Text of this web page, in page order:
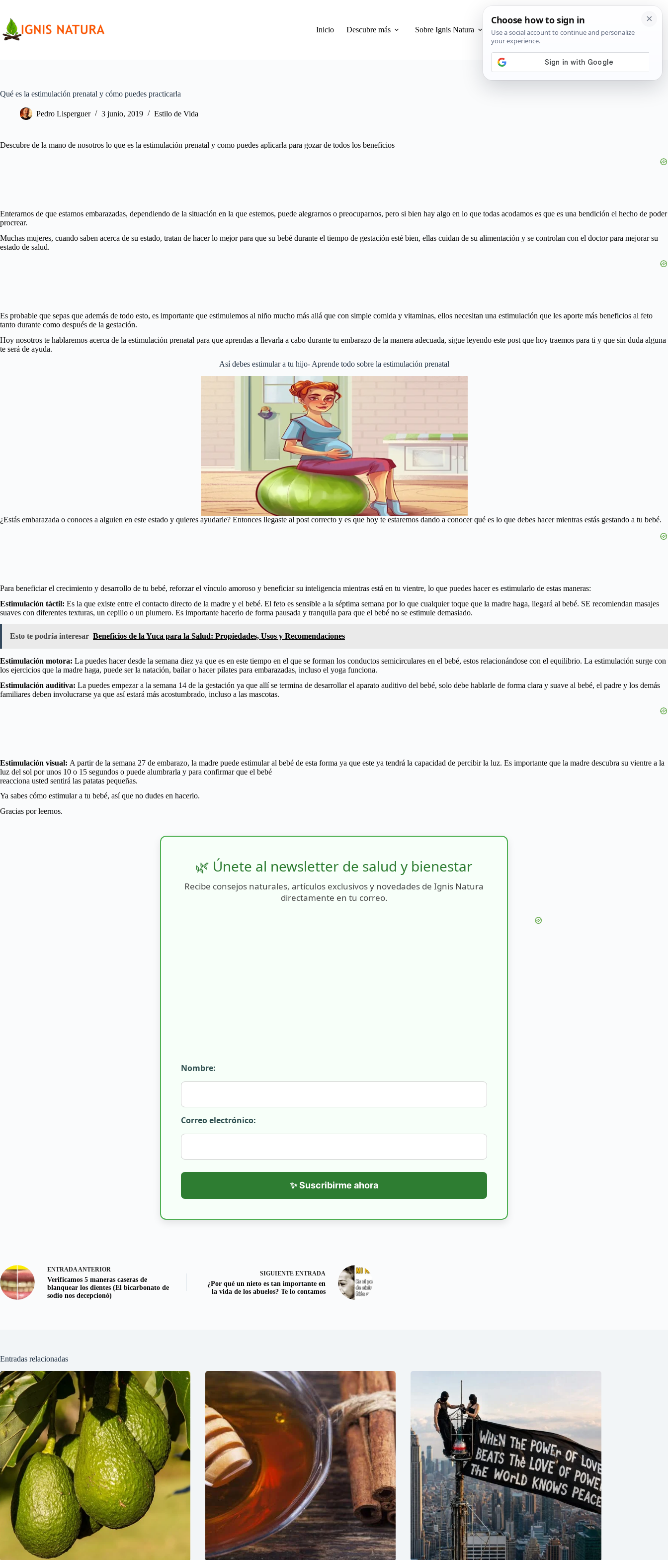
contenido
Inicio
Descubre más Sobre Ignis Natura Privacidad y Cookies
Qué es la estimulación prenatal y cómo puedes practicarla
Pedro Lisperguer 3 junio, 2019 Estilo de Vida
Descubre de la mano de nosotros lo que es la estimulación prenatal y como puedes aplicarla para gozar de todos los beneficios
Enterarnos de que estamos embarazadas, dependiendo de la situación en la que estemos, puede alegrarnos o preocuparnos, pero si bien hay algo en lo que todas acodamos es que es una bendición el hecho de poder
procrear.
Muchas mujeres, cuando saben acerca de su estado, tratan de hacer lo mejor para que su bebé durante el tiempo de gestación esté bien, ellas cuidan de su alimentación y se controlan con el doctor para mejorar su
estado de salud.
Es probable que sepas que además de todo esto, es importante que estimulemos al niño mucho más allá que con simple comida y vitaminas, ellos necesitan una estimulación que les aporte más beneficios al feto
tanto durante como después de la gestación.
Hoy nosotros te hablaremos acerca de la estimulación prenatal para que aprendas a llevarla a cabo durante tu embarazo de la manera adecuada, sigue leyendo este post que hoy traemos para ti y que sin duda alguna
te será de ayuda.
Así debes estimular a tu hijo- Aprende todo sobre la estimulación prenatal
¿Estás embarazada o conoces a alguien en este estado y quieres ayudarle? Entonces llegaste al post correcto y es que hoy te estaremos dando a conocer qué es lo que debes hacer mientras estás gestando a tu bebé.
Para beneficiar el crecimiento y desarrollo de tu bebé, reforzar el vínculo amoroso y beneficiar su inteligencia mientras está en tu vientre, lo que puedes hacer es estimularlo de estas maneras:
Estimulación táctil: Es la que existe entre el contacto directo de la madre y el bebé. El feto es sensible a la séptima semana por lo que cualquier toque que la madre haga, llegará al bebé. SE recomiendan masajes
suaves con diferentes texturas, un cepillo o un plumero. Es importante hacerlo de forma pausada y tranquila para que el bebé no se estimule demasiado.
Esto te podría interesar Beneficios de la Yuca para la Salud: Propiedades, Usos y Recomendaciones
Estimulación motora: La puedes hacer desde la semana diez ya que es en este tiempo en el que se forman los conductos semicirculares en el bebé, estos relacionándose con el equilibrio. La estimulación surge con
los ejercicios que la madre haga, puede ser la natación, bailar o hacer pilates para embarazadas, incluso el yoga funciona.
Estimulación auditiva: La puedes empezar a la semana 14 de la gestación ya que allí se termina de desarrollar el aparato auditivo del bebé, solo debe hablarle de forma clara y suave al bebé, el padre y los demás
familiares deben involucrarse ya que así estará más acostumbrado, incluso a las mascotas.
Estimulación visual: A partir de la semana 27 de embarazo, la madre puede estimular al bebé de esta forma ya que este ya tendrá la capacidad de percibir la luz. Es importante que la madre descubra su vientre a la
luz del sol por unos 10 o 15 segundos o puede alumbrarla y para confirmar que el bebé
reacciona usted sentirá las patatas pequeñas.
Ya sabes cómo estimular a tu bebé, así que no dudes en hacerlo.
Gracias por leernos.
🌿 Únete al newsletter de salud y bienestar
Recibe consejos naturales, artículos exclusivos y novedades de Ignis Natura
directamente en tu correo.
Nombre:
Correo electrónico:
✨ Suscribirme ahora
ENTRADAANTERIOR
Verificamos 5 maneras caseras de
blanquear los dientes (El bicarbonato de
sodio nos decepcionó)
SIGUIENTE ENTRADA
¿Por qué un nieto es tan importante en
la vida de los abuelos? Te lo contamos
Entradas relacionadas